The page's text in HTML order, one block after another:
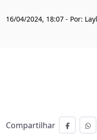
16/04/2024, 18:07 - Por:
Compartilhar